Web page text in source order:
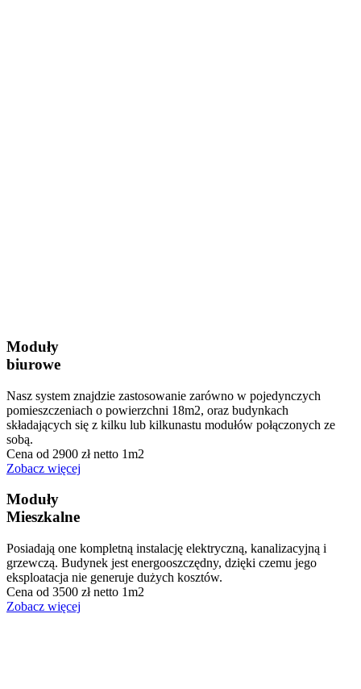
Moduły
biurowe
Nasz system znajdzie zastosowanie zarówno w pojedynczych
pomieszczeniach o powierzchni 18m2, oraz budynkach
składających się z kilku lub kilkunastu modułów połączonych ze
sobą.
Cena od 2900 zł netto 1m2
Zobacz więcej
Moduły
Mieszkalne
Posiadają one kompletną instalację elektryczną, kanalizacyjną i
grzewczą. Budynek jest energooszczędny, dzięki czemu jego
eksploatacja nie generuje dużych kosztów.
Cena od 3500 zł netto 1m2
Zobacz więcej